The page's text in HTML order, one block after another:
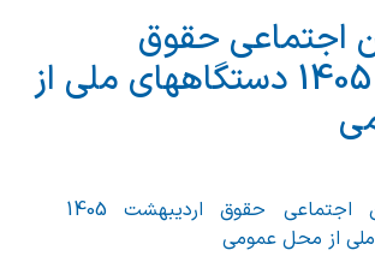
اجتماعی حقوق
اردیبهشت 1405 دستگاههای ملی از
کسور تامین اجتماعی حقوق اردیبهشت 1405
از محل عمومی